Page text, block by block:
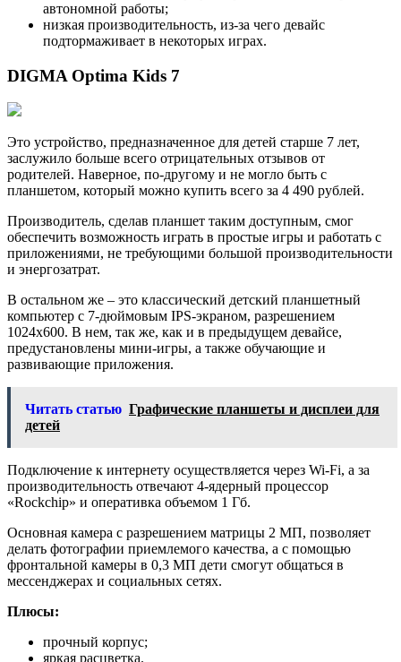
автономной работы;
низкая производительность, из-за чего девайс
подтормаживает в некоторых играх.
DIGMA Optima Kids 7
Это устройство, предназначенное для детей старше 7 лет,
заслужило больше всего отрицательных отзывов от
родителей. Наверное, по-другому и не могло быть с
планшетом, который можно купить всего за 4 490 рублей.
Производитель, сделав планшет таким доступным, смог
обеспечить возможность играть в простые игры и работать с
приложениями, не требующими большой производительности
и энергозатрат.
В остальном же – это классический детский планшетный
компьютер с 7-дюймовым IPS-экраном, разрешением
1024х600. В нем, так же, как и в предыдущем девайсе,
предустановлены мини-игры, а также обучающие и
развивающие приложения.
Читать статью Графические планшеты и дисплеи для
детей
Подключение к интернету осуществляется через Wi-Fi, а за
производительность отвечают 4-ядерный процессор
«Rockchip» и оперативка объемом 1 Гб.
Основная камера с разрешением матрицы 2 МП, позволяет
делать фотографии приемлемого качества, а с помощью
фронтальной камеры в 0,3 МП дети смогут общаться в
мессенджерах и социальных сетях.
Плюсы:
прочный корпус;
яркая расцветка.